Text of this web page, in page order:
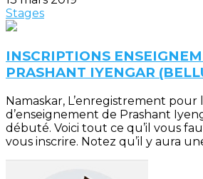
Stages
INSCRIPTIONS
PRASHANT IYENGAR
Namaskar, L’enregistrement pour
d’enseignement de Prashant
débuté. Voici tout ce qu’il vous
vous inscrire. Notez qu’il y aura